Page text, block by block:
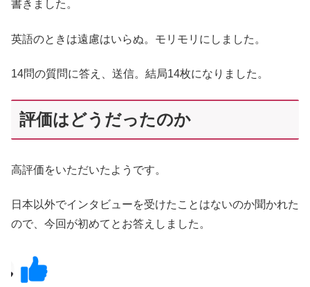
書きました。
英語のときは遠慮はいらぬ。モリモリにしました。
14問の質問に答え、送信。結局14枚になりました。
評価はどうだったのか
高評価をいただいたようです。
日本以外でインタビューを受けたことはないのか聞かれた
ので、今回が初めてとお答えしました。